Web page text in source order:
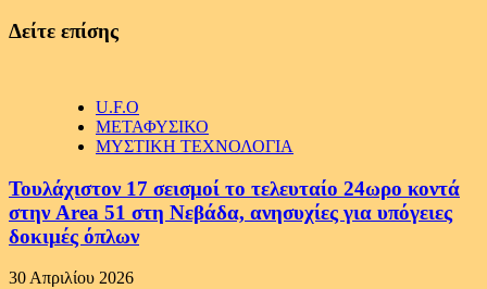
Δείτε επίσης
U.F.O
ΜΕΤΑΦΥΣΙΚΟ
ΜΥΣΤΙΚΗ ΤΕΧΝΟΛΟΓΙΑ
Τουλάχιστον 17 σεισμοί το τελευταίο 24ωρο κοντά
στην Area 51 στη Νεβάδα, ανησυχίες για υπόγειες
δοκιμές όπλων
30 Απριλίου 2026